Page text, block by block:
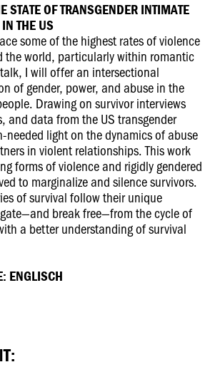
STATE OF TRANSGENDER INTIMATE
THE US
some of the highest rates of violence
the world, particularly within romantic
I will offer an intersectional
of gender, power, and abuse in the
Drawing on survivor interviews
and data from the US transgender
needed light on the dynamics of abuse
in violent relationships. This work
forms of violence and rigidly gendered
to marginalize and silence survivors.
of survival follow their unique
break free—from the cycle of
a better understanding of survival
ENGLISCH